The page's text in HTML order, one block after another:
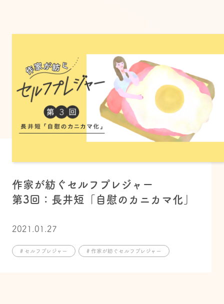
作家が紡ぐセルフプレジャー
第3回：長井短「自慰のカニカマ化」
2021.01.27
# セルフプレジャー # 作家が紡ぐセルフプレジャー